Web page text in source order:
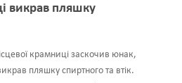
викрав пляшку
крамниці заскочив юнак,
пляшку спиртного та втік.